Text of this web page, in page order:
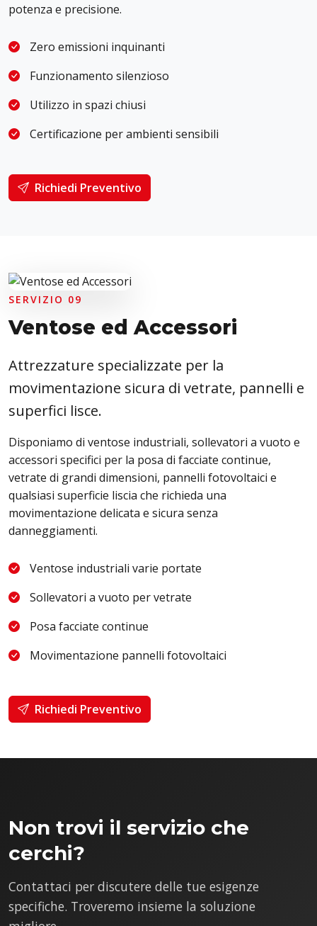
potenza e precisione.
Zero emissioni inquinanti
Funzionamento silenzioso
Utilizzo in spazi chiusi
Certificazione per ambienti sensibili
Richiedi Preventivo
SERVIZIO 09
Ventose ed Accessori
Attrezzature specializzate per la
movimentazione sicura di vetrate, pannelli e
superfici lisce.
Disponiamo di ventose industriali, sollevatori a vuoto e
accessori specifici per la posa di facciate continue,
vetrate di grandi dimensioni, pannelli fotovoltaici e
qualsiasi superficie liscia che richieda una
movimentazione delicata e sicura senza
danneggiamenti.
Ventose industriali varie portate
Sollevatori a vuoto per vetrate
Posa facciate continue
Movimentazione pannelli fotovoltaici
Richiedi Preventivo
Non trovi il servizio che
cerchi?
Contattaci per discutere delle tue esigenze
specifiche. Troveremo insieme la soluzione